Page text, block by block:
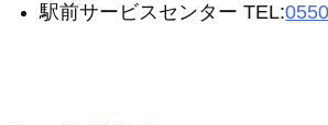
駅前サービスセンター TEL: